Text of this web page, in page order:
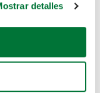
geográfica
activamente
detalles